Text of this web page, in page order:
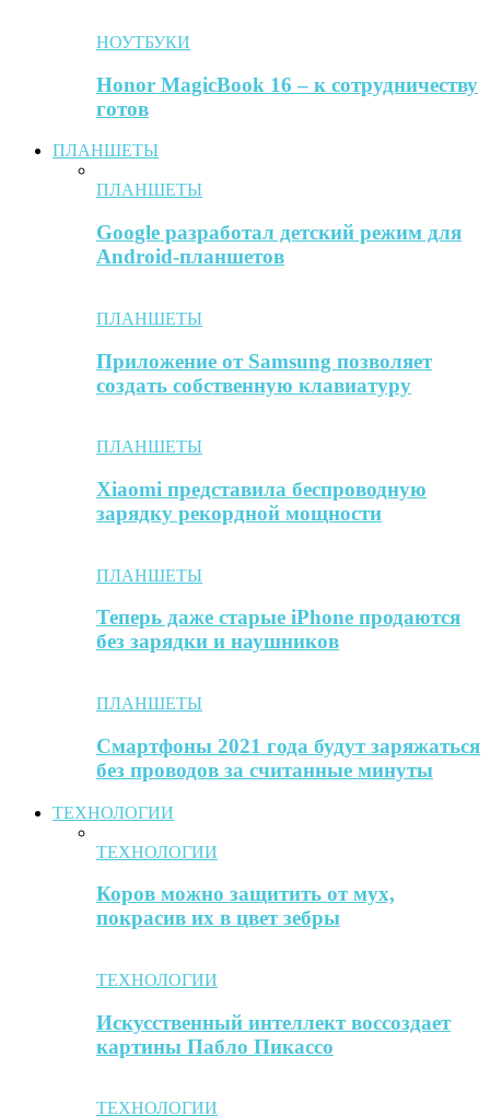
НОУТБУКИ
Honor MagicBook 16 – к сотрудничеству
готов
ПЛАНШЕТЫ
ПЛАНШЕТЫ
Google разработал детский режим для
Android-планшетов
ПЛАНШЕТЫ
Приложение от Samsung позволяет
создать собственную клавиатуру
ПЛАНШЕТЫ
Xiaomi представила беспроводную
зарядку рекордной мощности
ПЛАНШЕТЫ
Теперь даже старые iPhone продаются
без зарядки и наушников
ПЛАНШЕТЫ
Смартфоны 2021 года будут заряжаться
без проводов за считанные минуты
ТЕХНОЛОГИИ
ТЕХНОЛОГИИ
Коров можно защитить от мух,
покрасив их в цвет зебры
ТЕХНОЛОГИИ
Искусственный интеллект воссоздает
картины Пабло Пикассо
ТЕХНОЛОГИИ